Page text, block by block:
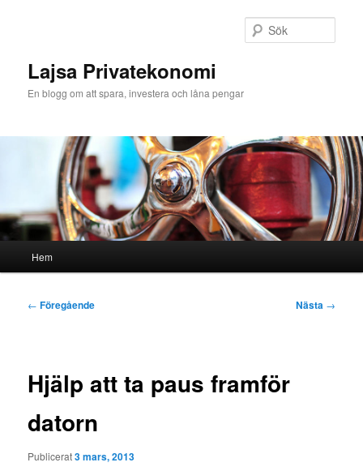
Lajsa Privatekonomi
En blogg om att spara, investera och låna pengar
Hem
Inläggsnavigering
← Föregående Nästa →
Hjälp att ta paus framför
datorn
Publicerat3 mars, 2013